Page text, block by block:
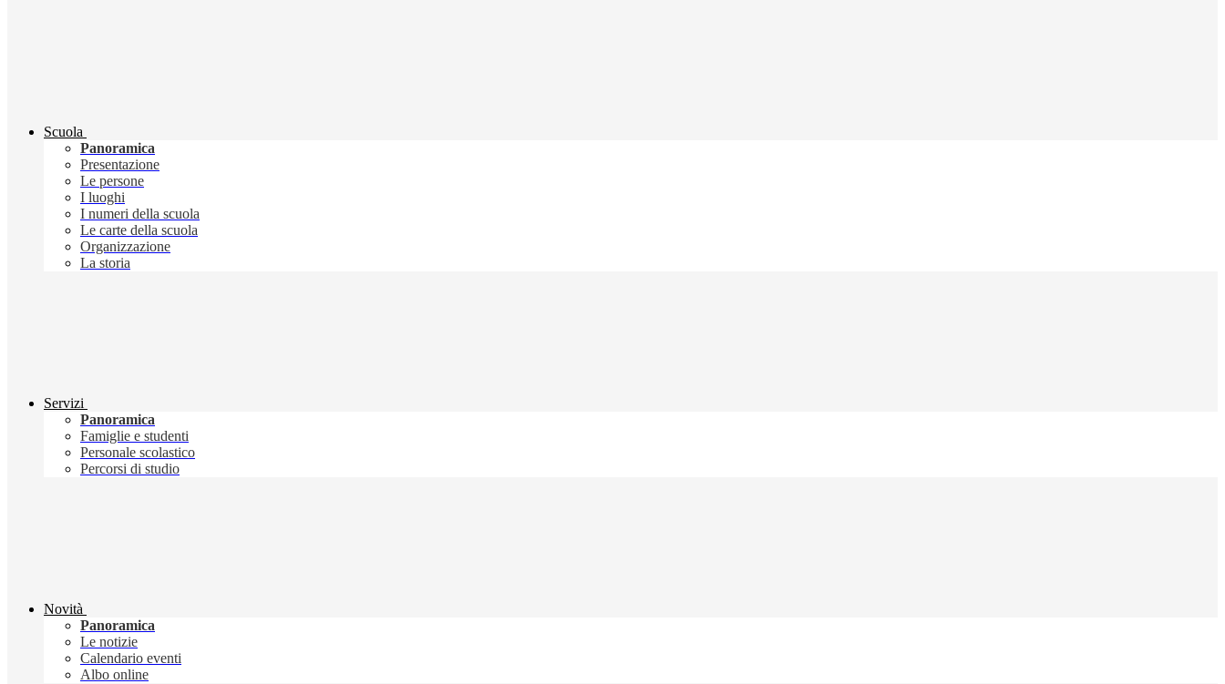
Scuola
Panoramica
Presentazione
Le persone
I luoghi
I numeri della scuola
Le carte della scuola
Organizzazione
La storia
Servizi
Panoramica
Famiglie e studenti
Personale scolastico
Percorsi di studio
Novità
Panoramica
Le notizie
Calendario eventi
Albo online